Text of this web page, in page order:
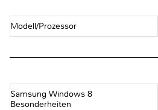
Modell/Prozessor
Samsung Windows 8
Besonderheiten